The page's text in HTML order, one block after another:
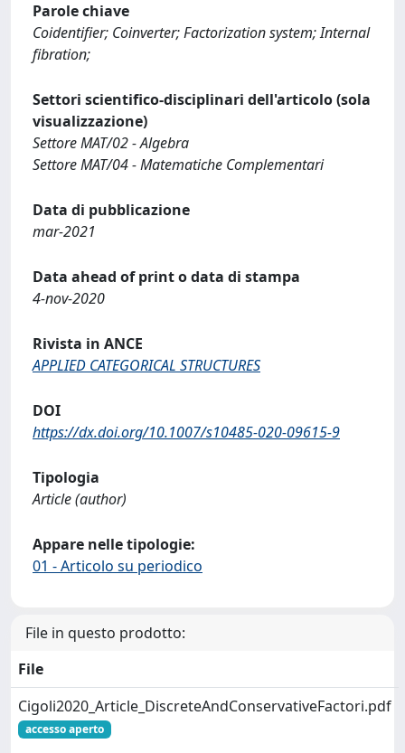
Parole chiave
Coidentifier; Coinverter; Factorization system; Internal
fibration;
Settori scientifico-disciplinari dell'articolo (sola
visualizzazione)
Settore MAT/02 - Algebra
Settore MAT/04 - Matematiche Complementari
Data di pubblicazione
mar-2021
Data ahead of print o data di stampa
4-nov-2020
Rivista in ANCE
APPLIED CATEGORICAL STRUCTURES
DOI
https://dx.doi.org/10.1007/s10485-020-09615-9
Tipologia
Article (author)
Appare nelle tipologie:
01 - Articolo su periodico
File in questo prodotto:
File
Cigoli2020_Article_DiscreteAndConservativeFactori.pdf
accesso aperto